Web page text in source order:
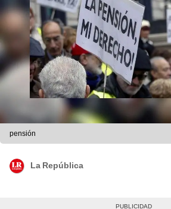
pensión
La República